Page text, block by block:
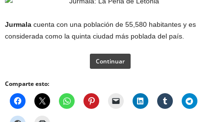
Jurmala cuenta con una población de 55,580 habitantes y es
considerada como la quinta ciudad más poblada del país.
Continuar
Comparte esto: